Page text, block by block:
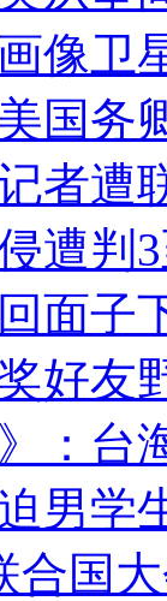
像卫
国务
者遭
遭判
面子
好友
：台
男学
合国